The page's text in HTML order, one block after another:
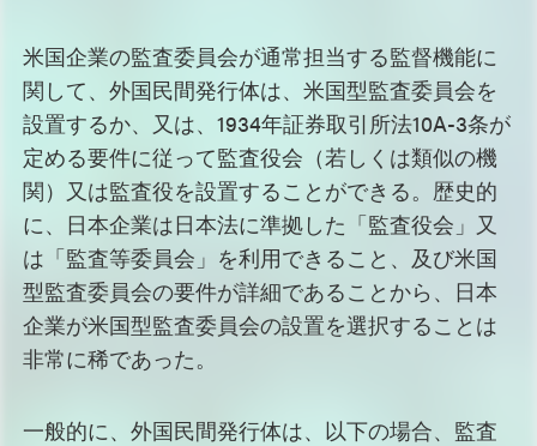
米国企業の監査委員会が通常担当する監督機能に
関して、外国民間発行体は、米国型監査委員会を
設置するか、又は、1934年証券取引所法10A-3条が
定める要件に従って監査役会（若しくは類似の機
関）又は監査役を設置することができる。歴史的
に、日本企業は日本法に準拠した「監査役会」又
は「監査等委員会」を利用できること、及び米国
型監査委員会の要件が詳細であることから、日本
企業が米国型監査委員会の設置を選択することは
非常に稀であった。
一般的に、外国民間発行体は、以下の場合、監査